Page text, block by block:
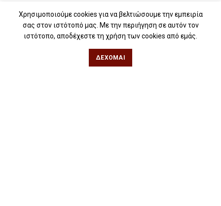
Για βιβλιοφιλικές ομάδες
Θεσσαλονίκη
Χρησιμοποιούμε cookies για να βελτιώσουμε την εμπειρία
σας στον ιστότοπό μας. Με την περιήγηση σε αυτόν τον
ιστότοπο, αποδέχεστε τη χρήση των cookies από εμάς.
ΔΈΧΟΜΑΙ